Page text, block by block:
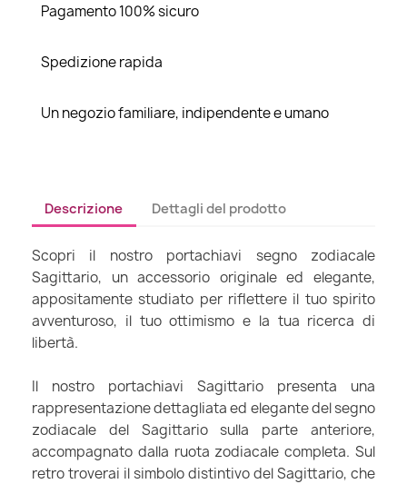
Pagamento 100% sicuro
Spedizione rapida
Un negozio familiare, indipendente e umano
Descrizione Dettagli del prodotto
Scopri il nostro portachiavi segno zodiacale
Sagittario, un accessorio originale ed elegante,
appositamente studiato per riflettere il tuo spirito
avventuroso, il tuo ottimismo e la tua ricerca di
libertà.
Il nostro portachiavi Sagittario presenta una
rappresentazione dettagliata ed elegante del segno
zodiacale del Sagittario sulla parte anteriore,
accompagnato dalla ruota zodiacale completa. Sul
retro troverai il simbolo distintivo del Sagittario, che